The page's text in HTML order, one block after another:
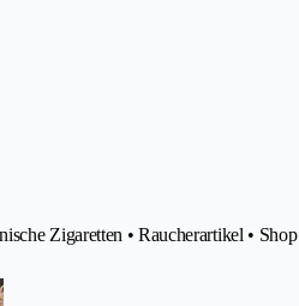
Zigaretten • Raucherartikel • Shop